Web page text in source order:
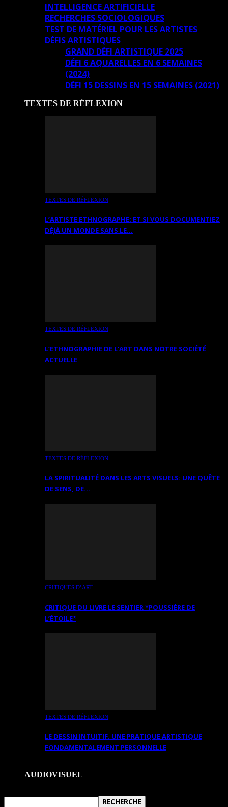
INTELLIGENCE ARTIFICIELLE
RECHERCHES SOCIOLOGIQUES
TEST DE MATÉRIEL POUR LES ARTISTES
DÉFIS ARTISTIQUES
GRAND DÉFI ARTISTIQUE 2025
DÉFI 6 AQUARELLES EN 6 SEMAINES
(2024)
DÉFI 15 DESSINS EN 15 SEMAINES (2021)
TEXTES DE RÉFLEXION
TEXTES DE RÉFLEXION
L’ARTISTE ETHNOGRAPHE: ET SI VOUS DOCUMENTIEZ
DÉJÀ UN MONDE SANS LE…
TEXTES DE RÉFLEXION
L’ETHNOGRAPHIE DE L’ART DANS NOTRE SOCIÉTÉ
ACTUELLE
TEXTES DE RÉFLEXION
LA SPIRITUALITÉ DANS LES ARTS VISUELS: UNE QUÊTE
DE SENS, DE…
CRITIQUES D’ART
CRITIQUE DU LIVRE LE SENTIER *POUSSIÈRE DE
L’ÉTOILE*
TEXTES DE RÉFLEXION
LE DESSIN INTUITIF. UNE PRATIQUE ARTISTIQUE
FONDAMENTALEMENT PERSONNELLE
AUDIOVISUEL